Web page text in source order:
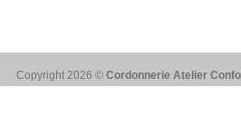
Copyright 2026 © Cordonnerie Atelier